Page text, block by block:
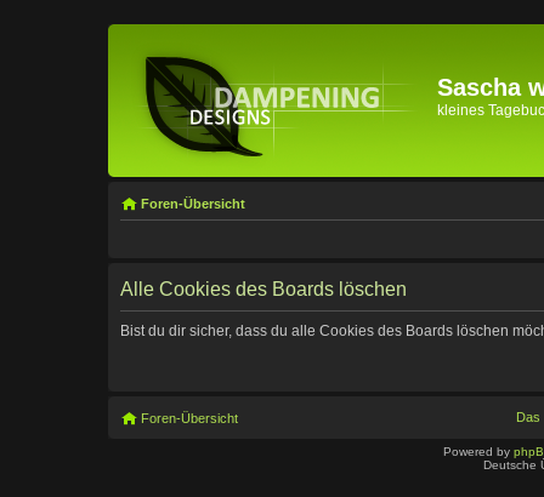
Sascha
kleines
Foren-Übersicht
Alle Cookies des Boards löschen
Bist du dir sicher, dass du alle Cookies des Boards löschen
Foren-Übersicht Das
Powered by
Deutsche